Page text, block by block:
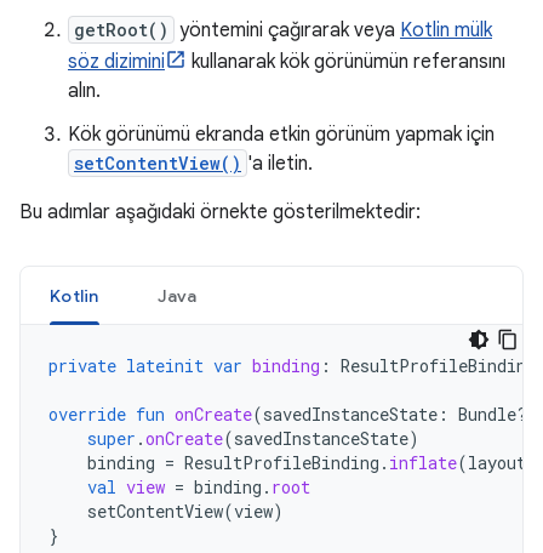
getRoot() yöntemini çağırarak veya Kotlin mülk
söz dizimini
kullanarak kök görünümün referansını
alın.
Kök görünümü ekranda etkin görünüm yapmak için
setContentView() 'a iletin.
Bu adımlar aşağıdaki örnekte gösterilmektedir:
Kotlin Java
private lateinit var binding : ResultProfileBinding
override fun onCreate(savedInstanceState : Bundle?)
super .onCreate(savedInstanceState)
binding = ResultProfileBinding . inflate(
val view = binding . root
setContentView(view)
}